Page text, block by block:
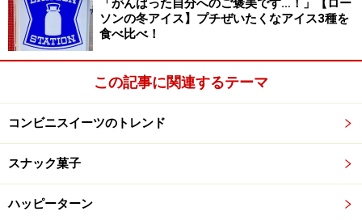
ズを設立し武田食品工業の事業を引き継ぎ、2007年10月
にハウス食品が完全子会社化いたしました。
つまり、嵐は武田→ハウスの移行期間においてCMを担当
承継に協力したともいえます。
今回の画像は現在販売されているC1000ビタミンウォー
ターですが、CM登場当初はまだタケダのロゴマークが入
っておりました。ちなみに当時のCMソングは『きっと大
「がんばった自分へのご褒美です…！」【ロー
ソンの冬アイス】プチぜいたくなアイス3種を
食べ比べ！
この記事に関連するテーマ
コンビニスイーツのトレンド
スナック菓子
ハッピーターン